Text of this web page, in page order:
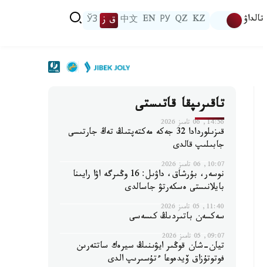
تالداۋ KZ
QZ
РУ
EN
中文 ق ز ЎЗ
تاقىرىپقا قاتىستى
14:56, 06 تامىز 2026
قىزىلوردادا 32 جەكە مەكتەپتىڭ تەڭ جارتىسى
جابىلىپ قالدى
10:07, 06 تامىز 2026
نوسەر، بۇرشاق، داۋىل: 16 وڭىرگە اۋا رايىنا
بايلانىستى ەسكەرتۋ جاسالدى
11:40, 05 تامىز 2026
سەكسەن باتىردىڭ كىسەسى
09:07, 05 تامىز 2026
تيان-شان قوڭىر ايۋىنىڭ سيرەك ساتتەرىن
فوتوتۇزاق ۆيدەوعا ءتۇسىرىپ الدى